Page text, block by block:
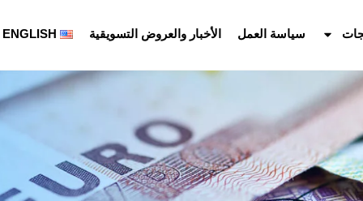
سياسة العمل الأخبار والعروض التسويقية ENGLISH